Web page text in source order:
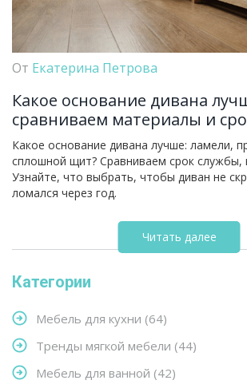
От Екатерина Петрова
Какое основание дивана
сравниваем материалы и
Какое основание дивана лучше: ламели,
сплошной щит? Сравниваем срок службы,
Узнайте, что выбрать, чтобы диван не
ломался через год.
Читать далее
Категории
Мебель для кухни (64)
Тренды мягкой мебели (44)
Мебель для ванной (42)